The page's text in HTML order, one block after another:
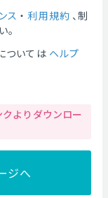
ス ・ 利用規約 、制
。
ついては ヘルプ
よりダウンロー
ジへ